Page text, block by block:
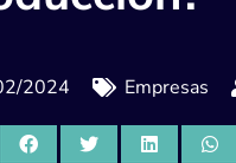
2024 Empresas